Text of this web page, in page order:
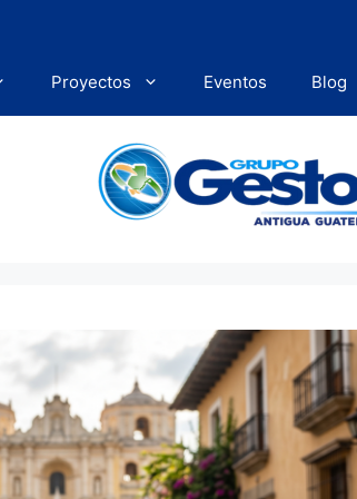
Proyectos Eventos Blog